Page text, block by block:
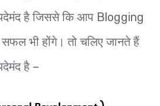
है जिससे कि आप Blogging
भी होंगे। तो चलिए जानते हैं
है –